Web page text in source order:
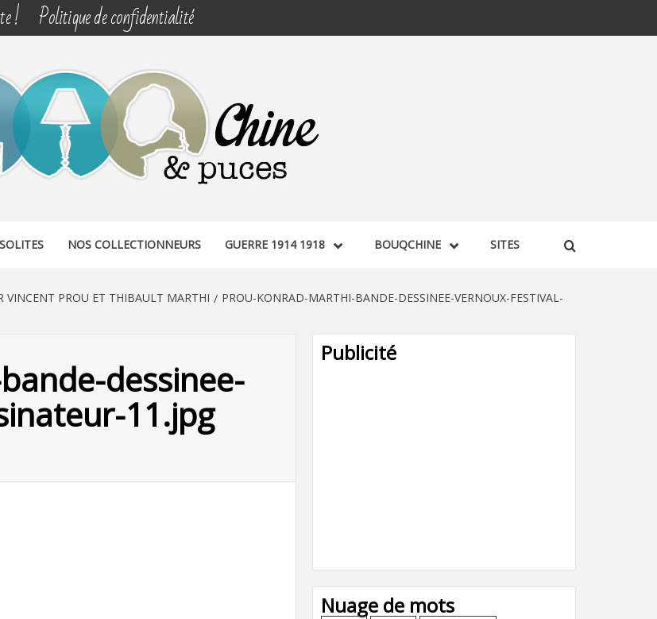
! Politique de confidentialité
NOS COLLECTIONNEURS GUERRE 1914 1918 BOUQCHINE SITES
VINCENT PROU ET THIBAULT MARTHI
PROU-KONRAD-MARTHI-BANDE-DESSINEE-VERNOUX-FESTIVAL-
dessinee-
11.jpg
Publicité
Nuage de mots